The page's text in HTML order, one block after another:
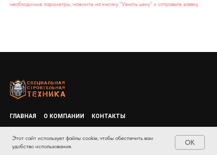
Этот сайт использует файлы cookie, чтобы обеспечить вам
удобство использования.
OK
необходимые параметры, нажмите на кнопку "Узнать цену" и отправьте заявку.
ГЛАВНАЯ О КОМПАНИИ КОНТАКТЫ